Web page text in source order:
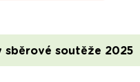
sběrové soutěže 2025